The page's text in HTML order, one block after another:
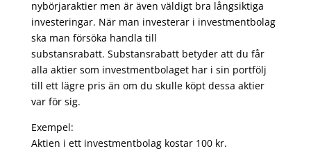
nybörjaraktier men är även väldigt bra långsiktiga
investeringar. När man investerar i investmentbolag
ska man försöka handla till
substansrabatt. Substansrabatt betyder att du får
alla aktier som investmentbolaget har i sin portfölj
till ett lägre pris än om du skulle köpt dessa aktier
var för sig.
Exempel:
Aktien i ett investmentbolag kostar 100 kr.